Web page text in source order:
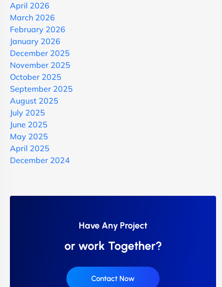
April 2026
March 2026
February 2026
January 2026
December 2025
November 2025
October 2025
September 2025
August 2025
July 2025
June 2025
May 2025
April 2025
December 2024
Have Any Project
or work Together?
Contact Now